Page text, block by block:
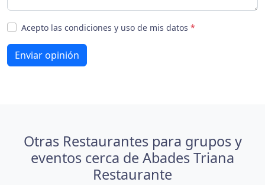
Acepto las condiciones y uso de mis datos *
Enviar opinión
Otras Restaurantes para grupos y
eventos cerca de Abades Triana
Restaurante